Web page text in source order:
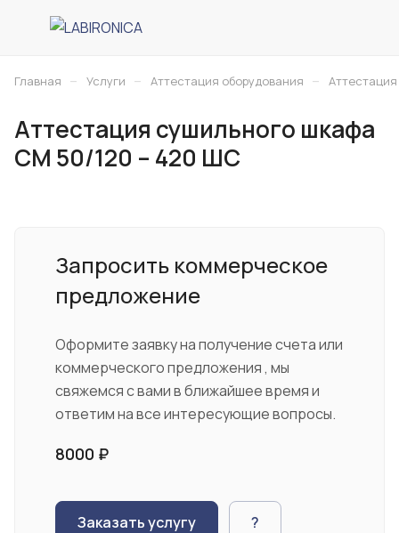
Главная – Услуги – Аттестация оборудования –
Аттестация сушильного шкафа
СМ 50/120 – 420 ШС
Запросить коммерческое
предложение
Оформите заявку на получение счета или
коммерческого предложения , мы
свяжемся с вами в ближайшее время и
ответим на все интересующие вопросы.
8000 ₽
Заказать услугу ?